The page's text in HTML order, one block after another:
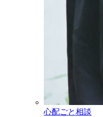
心配ごと相談